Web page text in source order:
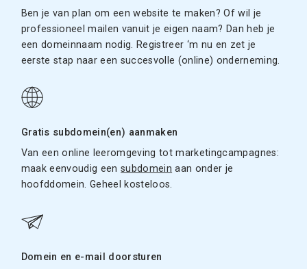
Ben je van plan om een website te maken? Of wil je
professioneel mailen vanuit je eigen naam? Dan heb je
een domeinnaam nodig. Registreer ‘m nu en zet je
eerste stap naar een succesvolle (online) onderneming.
Gratis subdomein(en) aanmaken
Van een online leeromgeving tot marketingcampagnes:
maak eenvoudig eensubdomein aan onder je
hoofddomein. Geheel kosteloos.
Domein en e-mail doorsturen